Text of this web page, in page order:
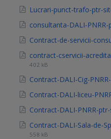
Lucrari-punct-trafo-ptr-
consultanta-DALI-
Contract-de-servicii-
contract-cservicii-
402 kB
Contract-DALI-Cig-
Contract-DALI-liceu-
Contract-DALI-PNRR-
Contract-DALI-Sala-de-
558 kB